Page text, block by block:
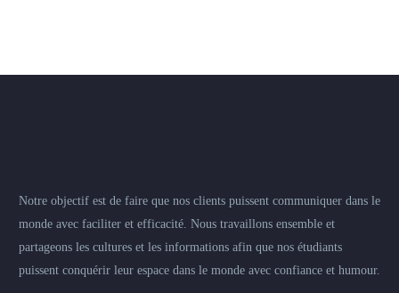
Notre objectif est de faire que nos clients puissent communiquer dans le
monde avec faciliter et efficacité. Nous travaillons ensemble et
partageons les cultures et les informations afin que nos étudiants
puissent conquérir leur espace dans le monde avec confiance et humour.